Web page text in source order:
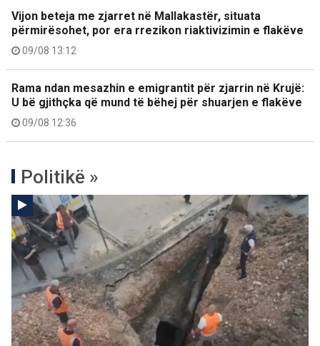
Vijon beteja me zjarret në Mallakastër, situata
përmirësohet, por era rrezikon riaktivizimin e flakëve
09/08 13:12
Rama ndan mesazhin e emigrantit për zjarrin në Krujë:
U bë gjithçka që mund të bëhej për shuarjen e flakëve
09/08 12:36
Politikë »